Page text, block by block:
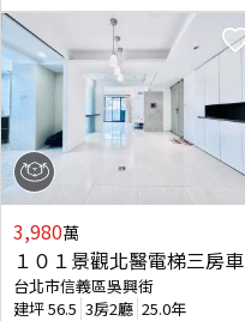
3,980萬
１０１景觀北醫電梯三房車
台北市信義區吳興街
建坪56.5 3房2廳 25.0年